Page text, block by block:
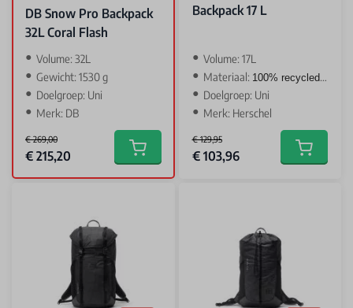
DB Snow Pro Backpack
32L Coral Flash
Volume: 32L
Gewicht: 1530 g
Doelgroep: Uni
Merk: DB
€ 269,00
Special Price
€ 215,20 Add to cart
Backpack 17 L
Volume: 17L
Materiaal: 100% recycled polyester
Doelgroep: Uni
Merk: Herschel
€ 129,95
Special Price
€ 103,96 Add to